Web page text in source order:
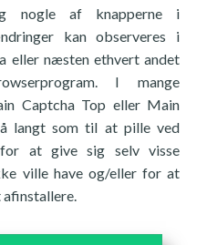
nogle af knapperne i
kan observeres i
eller næsten ethvert andet
I mange
Captcha Top eller Main
langt som til at pille ved
at give sig selv visse
ville have og/eller for at
afinstallere.